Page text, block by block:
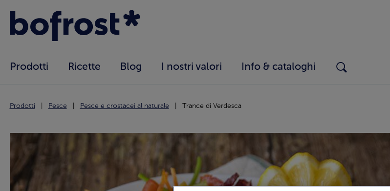
Prodotti Ricette Blog I nostri valori Info & cataloghi
Prodotti Pesce Pesce e crostacei al naturale Trance di Verdesca